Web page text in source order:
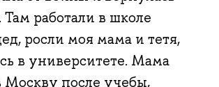
Там работали в школе
росли моя мама и тетя,
в университете. Мама
Москву после учебы,